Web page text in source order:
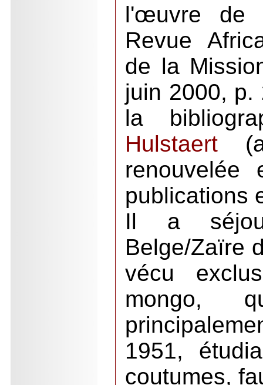
l'œuvre de
Revue
de la
juin 2000, p.
la
Hulstaert
renouvelée
publications
Il a
Belge/Zaïre
vécu
mongo,
1951,
coutumes,